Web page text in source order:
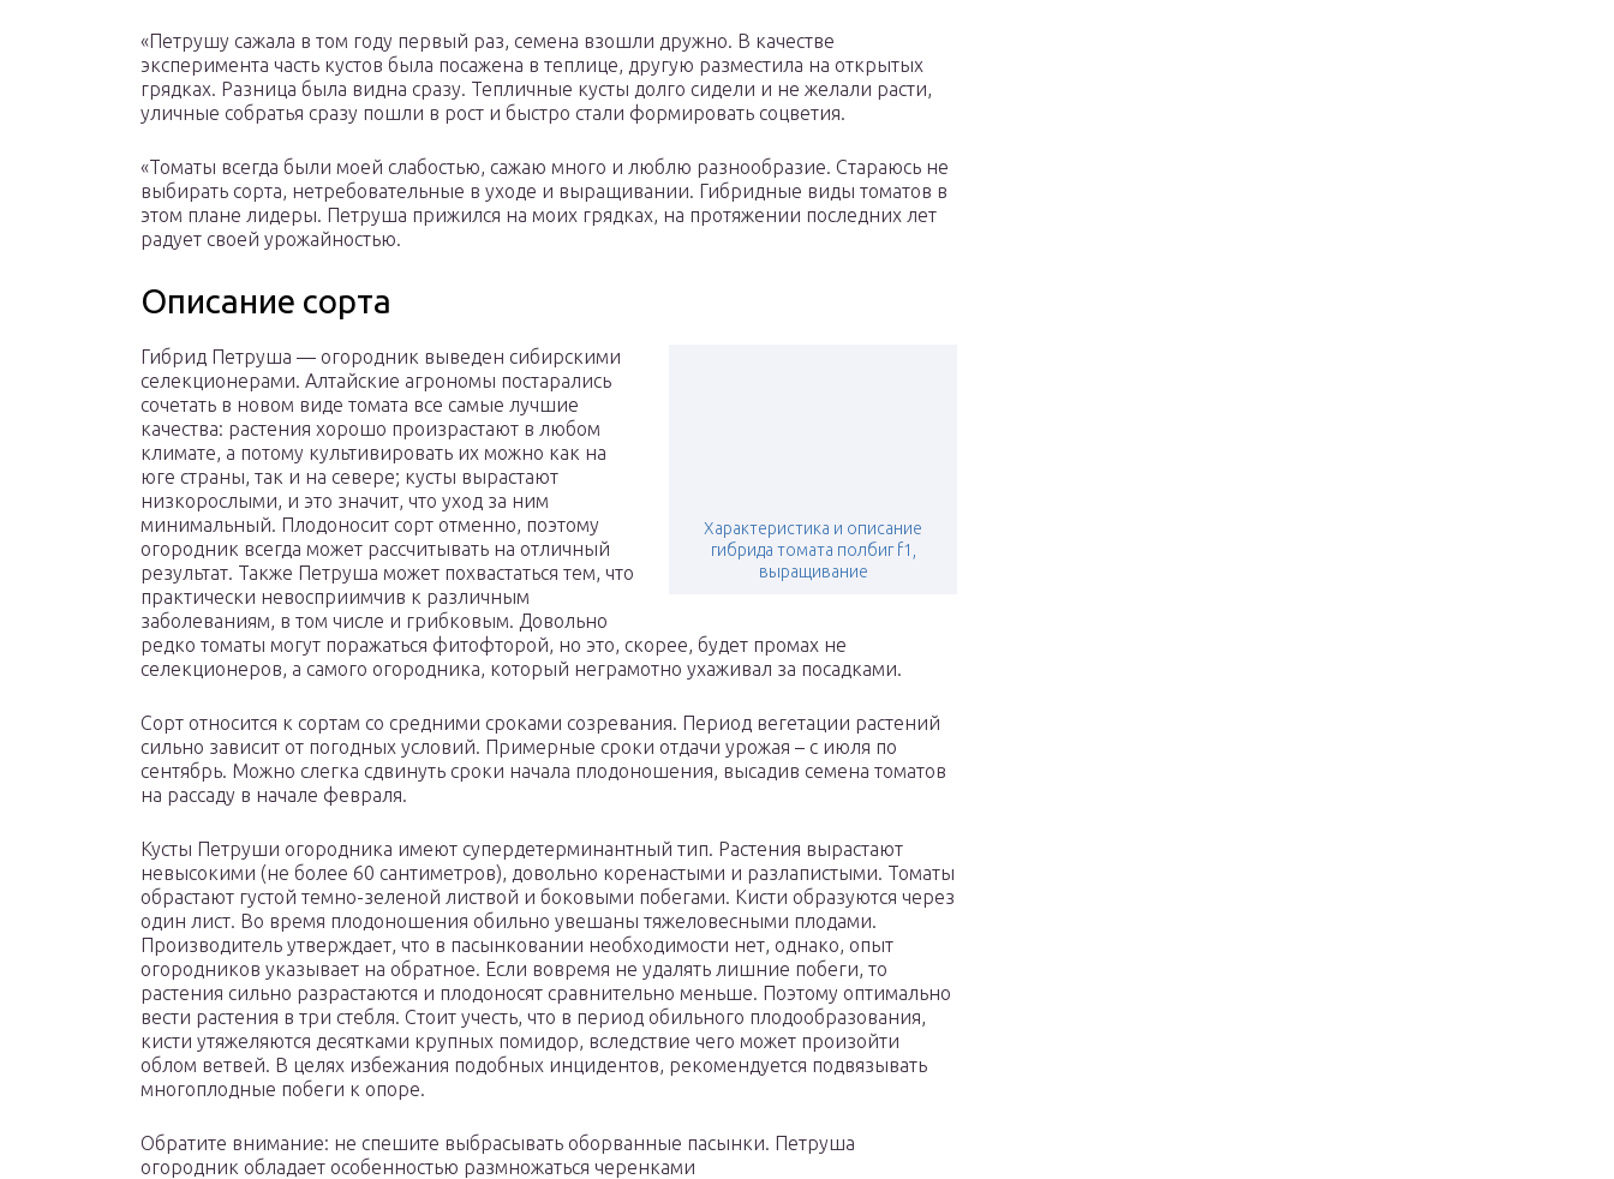
«Петрушу сажала в том году первый раз, семена взошли дружно. В качестве
эксперимента часть кустов была посажена в теплице, другую разместила на открытых
грядках. Разница была видна сразу. Тепличные кусты долго сидели и не желали расти,
уличные собратья сразу пошли в рост и быстро стали формировать соцветия.
«Томаты всегда были моей слабостью, сажаю много и люблю разнообразие. Стараюсь не
выбирать сорта, нетребовательные в уходе и выращивании. Гибридные виды томатов в
этом плане лидеры. Петруша прижился на моих грядках, на протяжении последних лет
радует своей урожайностью.
Описание сорта
Характеристика и описание
гибрида томата полбиг f1,
выращивание
Гибрид Петруша — огородник выведен сибирскими
селекционерами. Алтайские агрономы постарались
сочетать в новом виде томата все самые лучшие
качества: растения хорошо произрастают в любом
климате, а потому культивировать их можно как на
юге страны, так и на севере; кусты вырастают
низкорослыми, и это значит, что уход за ним
минимальный. Плодоносит сорт отменно, поэтому
огородник всегда может рассчитывать на отличный
результат. Также Петруша может похвастаться тем, что
практически невосприимчив к различным
заболеваниям, в том числе и грибковым. Довольно
редко томаты могут поражаться фитофторой, но это, скорее, будет промах не
селекционеров, а самого огородника, который неграмотно ухаживал за посадками.
Сорт относится к сортам со средними сроками созревания. Период вегетации растений
сильно зависит от погодных условий. Примерные сроки отдачи урожая – с июля по
сентябрь. Можно слегка сдвинуть сроки начала плодоношения, высадив семена томатов
на рассаду в начале февраля.
Кусты Петруши огородника имеют супердетерминантный тип. Растения вырастают
невысокими (не более 60 сантиметров), довольно коренастыми и разлапистыми. Томаты
обрастают густой темно-зеленой листвой и боковыми побегами. Кисти образуются через
один лист. Во время плодоношения обильно увешаны тяжеловесными плодами.
Производитель утверждает, что в пасынковании необходимости нет, однако, опыт
огородников указывает на обратное. Если вовремя не удалять лишние побеги, то
растения сильно разрастаются и плодоносят сравнительно меньше. Поэтому оптимально
вести растения в три стебля. Стоит учесть, что в период обильного плодообразования,
кисти утяжеляются десятками крупных помидор, вследствие чего может произойти
облом ветвей. В целях избежания подобных инцидентов, рекомендуется подвязывать
многоплодные побеги к опоре.
Обратите внимание: не спешите выбрасывать оборванные пасынки. Петруша
огородник обладает особенностью размножаться черенками